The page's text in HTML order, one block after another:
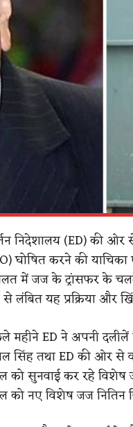
निदेशालय (ED) की ओर
घोषित करने की
में जज के ट्रांसफर के
से लंबित यह प्रक्रिया और
महीने ED ने अपनी दलीलें
सिंह तथा ED की ओर से
को सुनवाई कर रहे विशेष
को नए विशेष जज नितिन